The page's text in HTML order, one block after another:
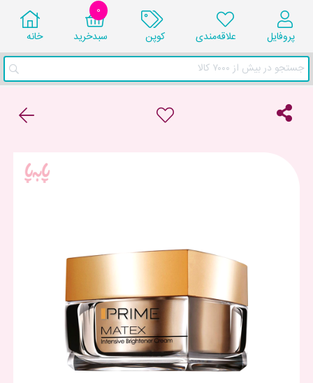
پروفایل علاقه‌مندی کوپن
0
سبد‌خرید
خانه
جستجو در بیش از ۷۰۰۰ کالا